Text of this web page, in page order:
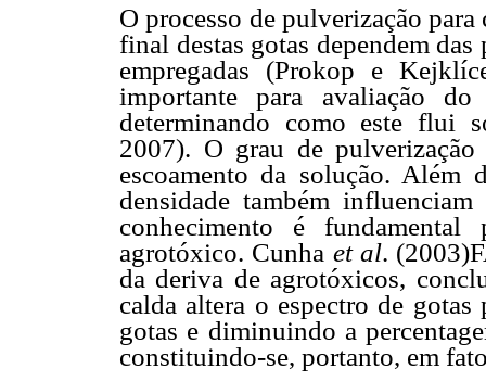
O processo de pulverização
final destas gotas dependem
empregadas (Prokop e
importante para avaliação
determinando como este flui
2007). O grau de
escoamento da solução. Além
densidade também
conhecimento é
agrotóxico. Cunha et al.
da deriva de agrotóxicos,
calda altera o espectro de
gotas e diminuindo a
constituindo-se, portanto, em